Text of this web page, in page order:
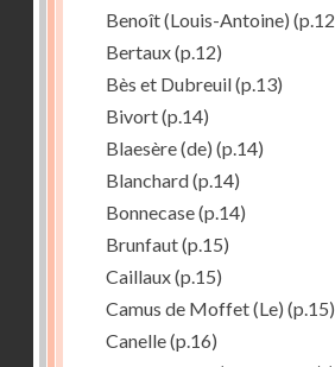
Benoît (Louis-Antoine)
Bertaux(p.12)
Bès et Dubreuil(p.13)
Bivort(p.14)
Blaesère (de) (p.14)
Blanchard(p.14)
Bonnecase(p.14)
Brunfaut(p.15)
Caillaux(p.15)
Camus de Moffet (Le) (p.15)
Canelle(p.16)